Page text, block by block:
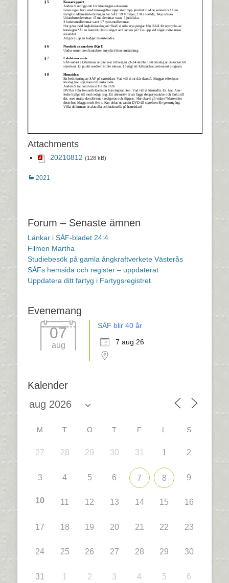
Attachments
20210812 (128 kB)
Kategorier
2021
Forum – Senaste ämnen
Länkar i SÅF-bladet 24:4
Filmen Martha
Studiebesök på gamla ångkraftverkete Västerås
SÅFs hemsida och register – uppdaterat
Uppdatera ditt fartyg i Fartygsregistret
Evenemang
07
aug
SÅF blir 40 år
7 aug 26
Kalender
M T O T F L S
27 28 29 30 31 1 2
3 4 5 6 7 8 9
10 11 12 13 14 15 16
17 18 19 20 21 22 23
24 25 26 27 28 29 30
31 1 2 3 4 5 6